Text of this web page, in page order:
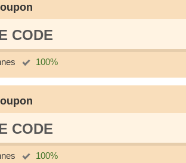
СODE
100%
СODE
100%